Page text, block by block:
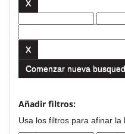
Comenzar nueva
Añadir filtros:
Usa los filtros para afinar la